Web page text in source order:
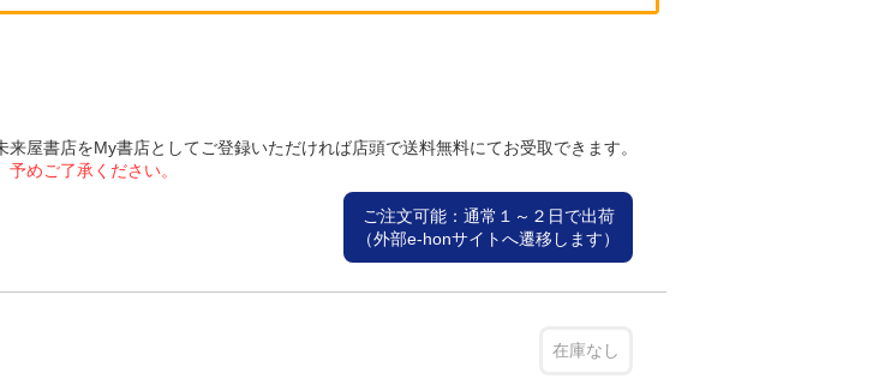
屋書店をMy書店としてご登録いただければ店頭で送料無料にてお受取できます。
めご了承ください。
ご注文可能：通常１～２日で出荷
（外部e-honサイトへ遷移します）
在庫なし